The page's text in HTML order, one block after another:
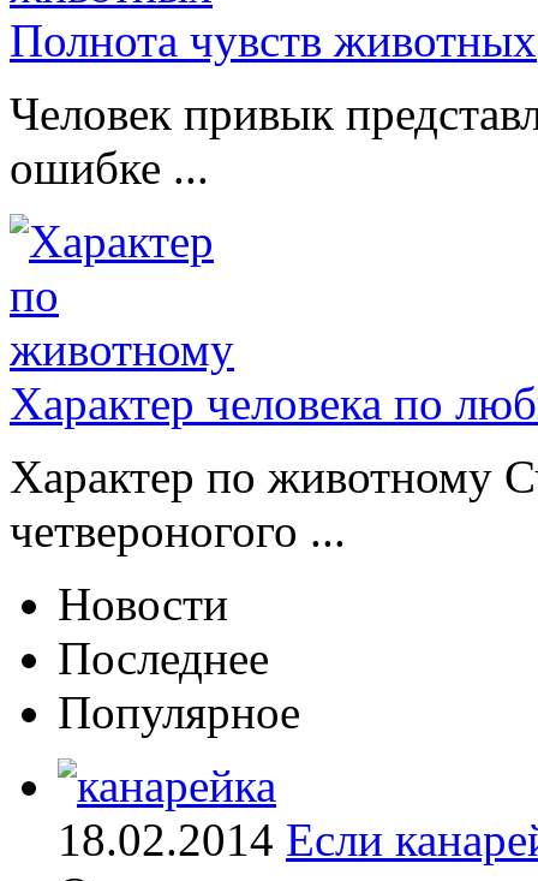
Полнота чувств животных
Человек привык
ошибке ...
Характер человека по
Характер по животному
четвероногого ...
Новости
Последнее
Популярное
18.02.2014 Если